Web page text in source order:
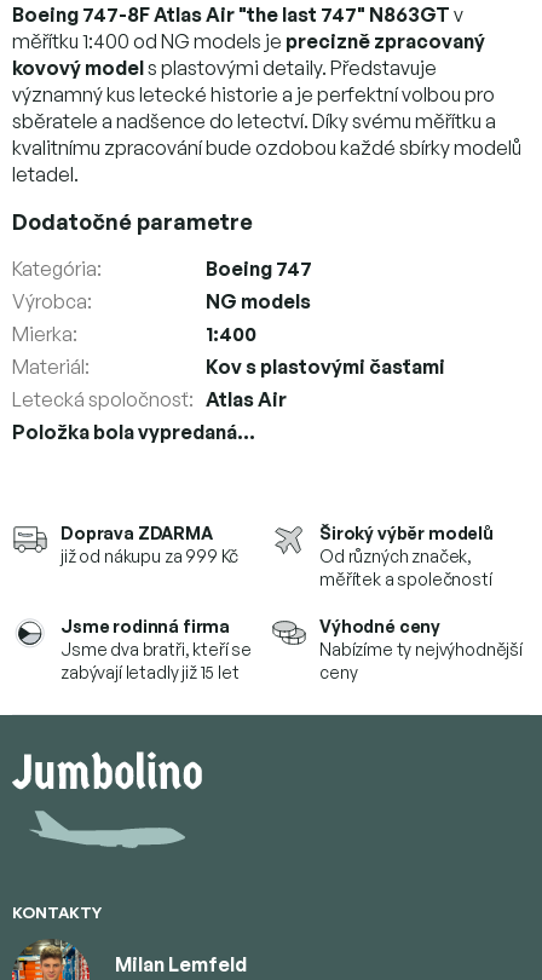
Doprava ZDARMA
již od nákupu za 999 Kč
Široký výběr modelů
Od různých značek,
měřítek a společností
Jsme rodinná firma
Jsme dva bratři, kteří se
zabývají letadly již 15 let
Výhodné ceny
Nabízíme ty nejvýhodnější
ceny
Boeing 747-8F Atlas Air "the last 747" N863GT v
měřítku 1:400 od NG models je precizně zpracovaný
kovový models plastovými detaily. Představuje
významný kus letecké historie a je perfektní volbou pro
sběratele a nadšence do letectví. Díky svému měřítku a
kvalitnímu zpracování bude ozdobou každé sbírky modelů
letadel.
Dodatočné parametre
Kategória:
Boeing 747
Výrobca:
NG models
Mierka:
1:400
Materiál:
Kov s plastovými časťami
Letecká spoločnosť: Atlas Air
Položka bola vypredaná…
p
KONTAKTY
Milan Lemfeld